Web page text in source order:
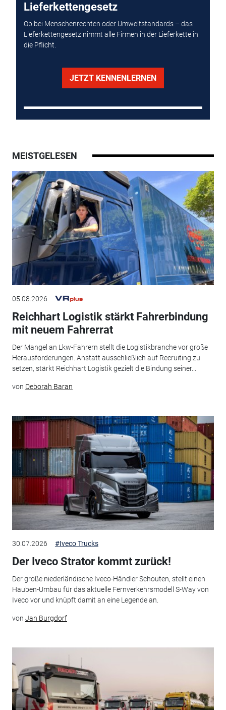
Lieferkettengesetz
Ob bei Menschenrechten oder Umweltstandards – das
Lieferkettengesetz nimmt alle Firmen in der Lieferkette in
die Pflicht.
JETZT KENNENLERNEN
MEISTGELESEN
05.08.2026
Reichhart Logistik stärkt Fahrerbindung
mit neuem Fahrerrat
Der Mangel an Lkw-Fahrern stellt die Logistikbranche vor große
Herausforderungen. Anstatt ausschließlich auf Recruiting zu
setzen, stärkt Reichhart Logistik gezielt die Bindung seiner...
von Deborah Baran
30.07.2026 #Iveco Trucks
Der Iveco Strator kommt zurück!
Der große niederländische Iveco-Händler Schouten, stellt einen
Hauben-Umbau für das aktuelle Fernverkehrsmodell S-Way von
Iveco vor und knüpft damit an eine Legende an.
von Jan Burgdorf